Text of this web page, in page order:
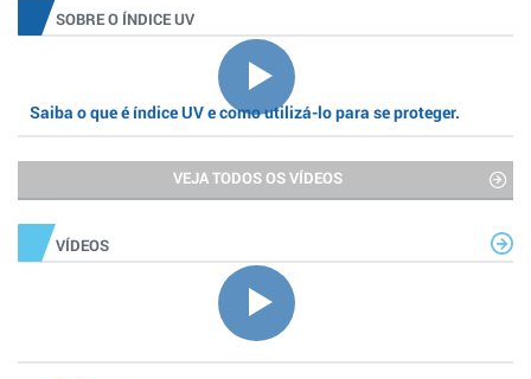
SOBRE O ÍNDICE UV
Saiba o que é índice UV e como utilizá-lo para se proteger.
VEJA TODOS OS VÍDEOS
VÍDEOS